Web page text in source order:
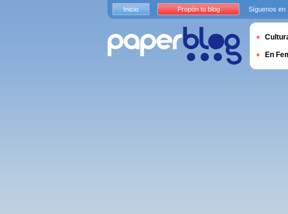
Inicio Propón tu blog Síguenos en
En